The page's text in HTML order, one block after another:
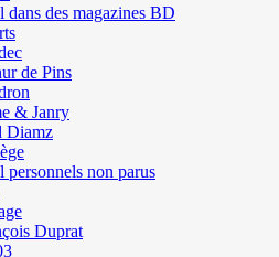
dans des magazines BD
de Pins
& Janry
Diamz
personnels non parus
Duprat